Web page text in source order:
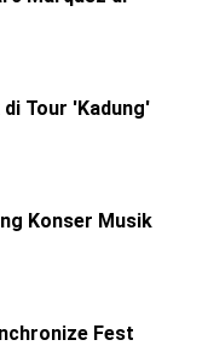
Tour 'Kadung'
Konser Musik
Fest